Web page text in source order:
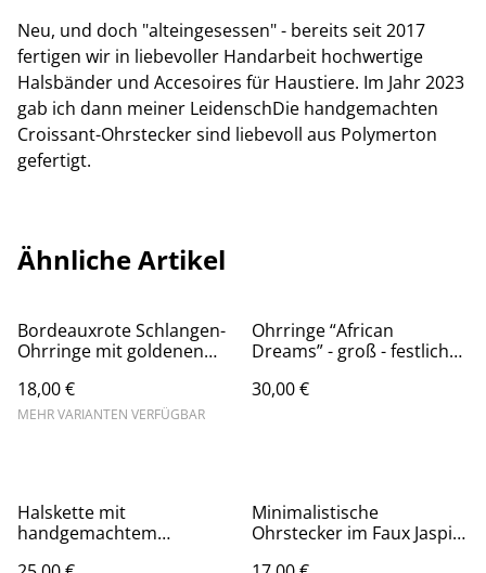
Neu, und doch "alteingesessen" - bereits seit 2017
fertigen wir in liebevoller Handarbeit hochwertige
Halsbänder und Accesoires für Haustiere. Im Jahr 2023
gab ich dann meiner LeidenschDie handgemachten
Croissant-Ohrstecker sind liebevoll aus Polymerton
gefertigt.
Ähnliche Artikel
Bordeauxrote Schlangen-
Ohrringe mit goldenen
mit hypoallergenem
Ohrhänger aus Edelstahl,
18,00 €
MEHR VARIANTEN VERFÜGBAR
Ohrringe “African
Dreams” - groß - festliche
Polymerton mit
30,00 €
Halskette mit
handgemachtem
Minimalistische
Ohrstecker im Faux Jaspis